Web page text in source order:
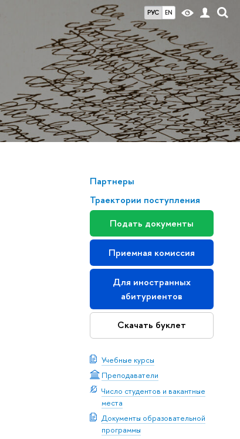
РУС EN
Партнеры
Траектории поступления
Подать документы
Приемная комиссия
Для иностранных
абитуриентов
Скачать буклет
Учебные курсы
Преподаватели
Число студентов и вакантные
места
Документы образовательной
программы